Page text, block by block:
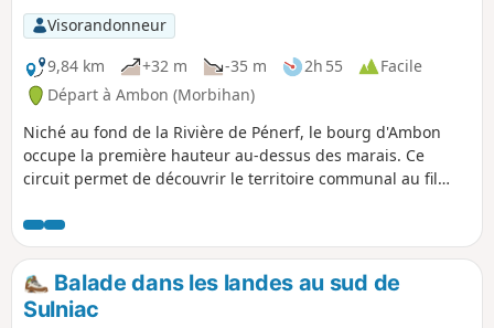
Visorandonneur
9,84 km
+32 m -35 m 2h 55
Facile
Départ à Ambon (Morbihan)
Niché au fond de la Rivière de Pénerf, le bourg d'Ambon
occupe la première hauteur au-dessus des marais. Ce
circuit permet de découvrir le territoire communal au fil
Au regard de l'état des chemins au moment de sa
découverte (mai), il semble préférable de s'aventurer sur
cette boucle hors périodes humides.
Balade dans les landes au sud de
Sulniac